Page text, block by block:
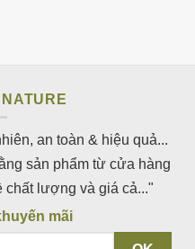
an toàn & hiệu quả...
sản phẩm từ cửa hàng
chất lượng và giá cả..."
mãi